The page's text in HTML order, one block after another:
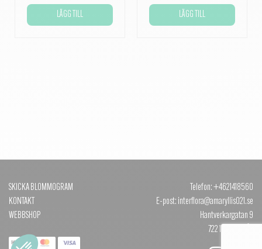
LÄGG TILL LÄGG TILL
SKICKA BLOMMOGRAM
KONTAKT
WEBBSHOP
Telefon: +4621418560
E-post: interflora@amaryllis021.se
Hantverkargatan 9
722 12 VÄSTERÅS